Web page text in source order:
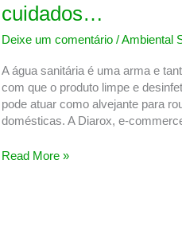
cuidados…
Deixe um comentário /Ambiental
A água sanitária é uma arma e
com que o produto limpe e
pode atuar como alvejante para
domésticas. A Diarox, e-
Água
Read More »